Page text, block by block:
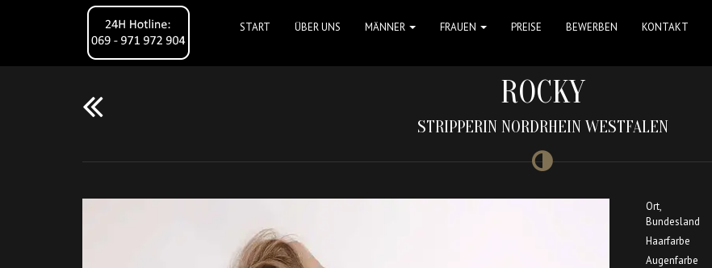
START ÜBER UNS MÄNNER FRAUEN PREISE BEWERBEN KONTAKT
ROCKY
STRIPPERIN NORDRHEIN WESTFALEN
Ort,
Bundesland
Haarfarbe
Augenfarbe